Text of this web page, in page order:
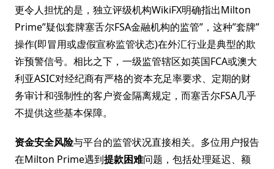
更令人担忧的是，独立评级机构WikiFX明确指出Milton
Prime”疑似套牌塞舌尔FSA金融机构的监管”，这种”套牌”
操作(即冒用或虚假宣称监管状态)在外汇行业是典型的欺
诈预警信号。相比之下，一级监管辖区如英国FCA或澳大
利亚ASIC对经纪商有严格的资本充足率要求、定期的财
务审计和强制性的客户资金隔离规定，而塞舌尔FSA几乎
不提供这些基本保障。
资金安全风险与平台的监管状况直接相关。多位用户报告
在Milton Prime遇到提款困难问题，包括处理延迟、额